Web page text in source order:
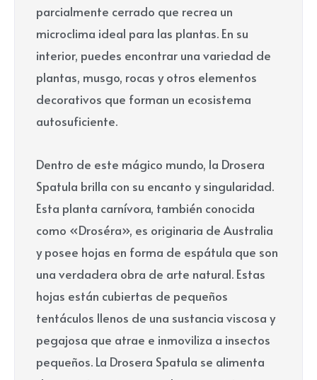
parcialmente cerrado que recrea un
microclima ideal para las plantas. En su
interior, puedes encontrar una variedad de
plantas, musgo, rocas y otros elementos
decorativos que forman un ecosistema
autosuficiente.
Dentro de este mágico mundo, la Drosera
Spatula brilla con su encanto y singularidad.
Esta planta carnívora, también conocida
como «Droséra», es originaria de Australia
y posee hojas en forma de espátula que son
una verdadera obra de arte natural. Estas
hojas están cubiertas de pequeños
tentáculos llenos de una sustancia viscosa y
pegajosa que atrae e inmoviliza a insectos
pequeños. La Drosera Spatula se alimenta